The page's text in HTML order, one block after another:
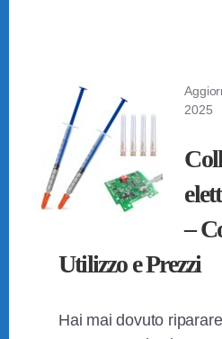
2025
–
Utilizzo e Prezzi
Hai mai dovuto